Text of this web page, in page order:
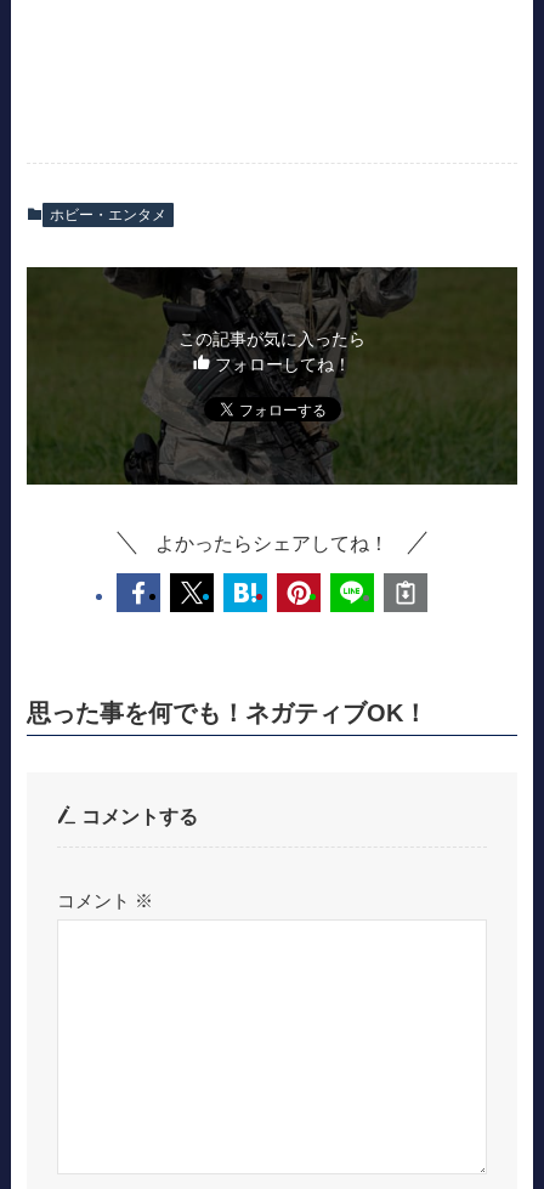
ホビー・エンタメ
この記事が気に入ったら
フォローしてね！
よかったらシェアしてね！
思った事を何でも！ネガティブOK！
コメントする
コメント ※